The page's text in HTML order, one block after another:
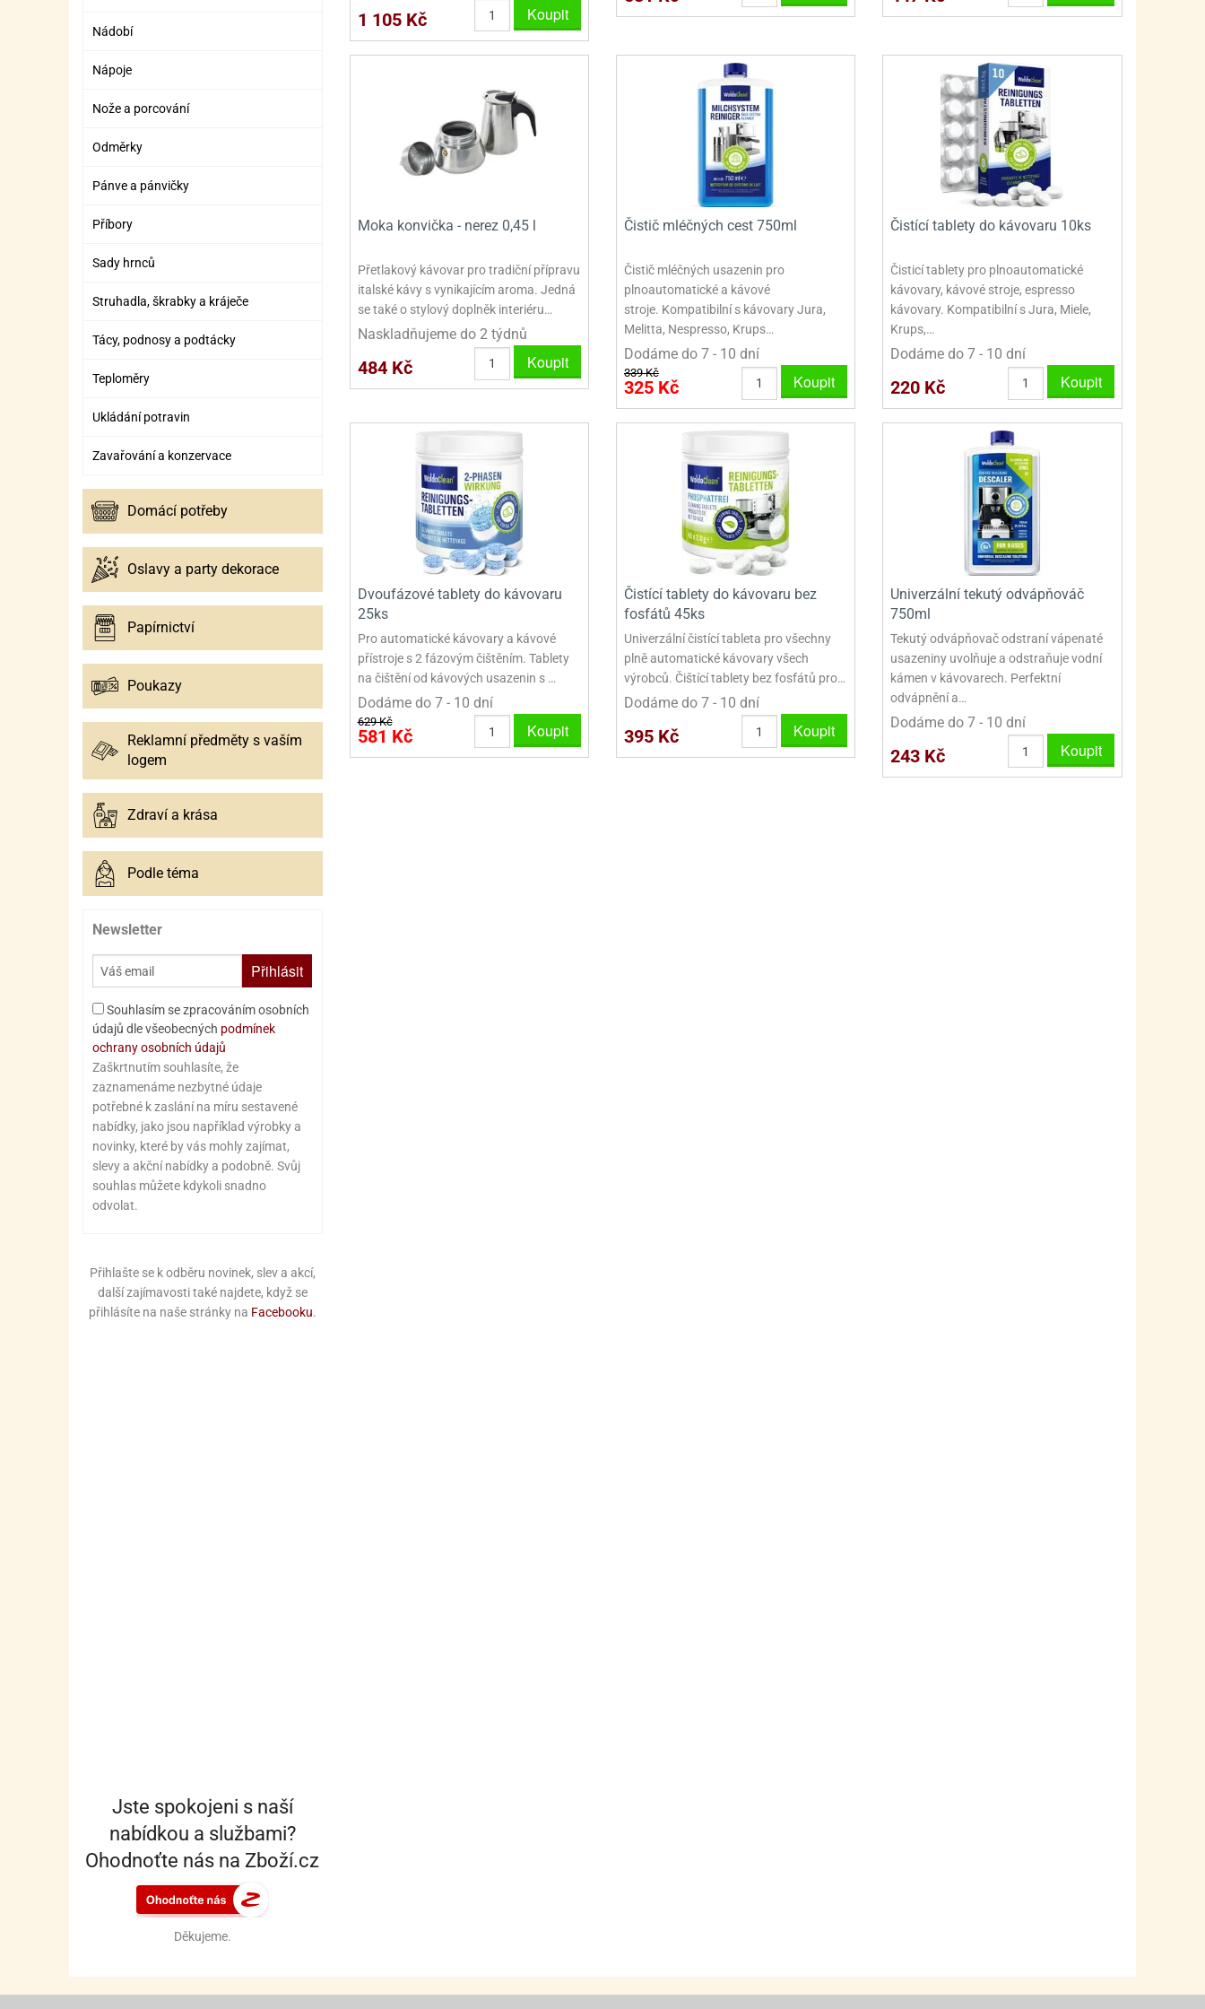
SUROVINY NA DONUTY
ŠLEHAČKY A SMETANY
OSTATNÍ CUKRÁŘSKÉ SUROVINY
POLEVA V PECKÁCH
DRIP POLEVY
GRILÁŠ (GRILIÁŽ)
SUROVINY NA DONUTY
ŠLEHAČKY A SMETANYZTUŽOVAČE ŠLEHAČKY
ŽIVOČIŠNÉ ŠLEHAČKY
OSTATNÍ CUKRÁŘSKÉ SUROVINY
JEDLÉ CHLADÍCÍ SPREJE
VYKRAJOVÁTKA - VÁNOCE
VYKRAJOVÁTKA - VELIKONOCE
VYKRAJOVÁTKA - ZVÍŘATA
VYKRAJOVÁTKA - ROSTLINY
VYKRAJOVÁTKA - DOPRAVA
VYKRAJOVÁTKA - BUDOVY
VYKRAJOVÁTKA - OSTATNÍ
SADY VYKRAJOVÁTEK - VÁNOCE
SADY VYKRAJOVÁTEK - VELIKONOCE
VYKLÁPĚCÍ FORMIČKY
VYKRAJOVÁTKA - HNĚTYNKY, NA KOBLIHY
VYKRAJOVÁTKA VELKÁ NA PERNÍKY
NEREZOVÉ VYKRAJOVAČKY
SKLENĚNÉ DÓZY A LAHVE
PLECHOVÉ KRABIČKY
PRO FANOUŠKY ŠMOULŮ - THE SMURFS
PRO FANOUŠKY TROLLS - TROLOVÉ
Nádobí
Nápoje
Nože a porcování
Odměrky
Pánve a pánvičky
Příbory
Sady hrnců
Struhadla, škrabky a kráječe
Tácy, podnosy a podtácky
Teploměry
Ukládání potravin
Zavařování a konzervace
Domácí potřeby
Oslavy a party dekorace
Papírnictví
Poukazy
Reklamní předměty s vaším
logem
Zdraví a krása
Podle téma
Newsletter
Přihlásit
Souhlasím se zpracováním osobních
údajů dle všeobecných podmínek
ochrany osobních údajů
Zaškrtnutím souhlasíte, že
zaznamenáme nezbytné údaje
potřebné k zaslání na míru sestavené
nabídky, jako jsou například výrobky a
novinky, které by vás mohly zajímat,
slevy a akční nabídky a podobně. Svůj
souhlas můžete kdykoli snadno
odvolat.
Přihlašte se k odběru novinek, slev a akcí,
další zajímavosti také najdete, když se
přihlásíte na naše stránky na Facebooku.
Jste spokojeni s naší
nabídkou a službami?
Ohodnoťte nás na Zboží.cz
Děkujeme.
1 105 Kč Koupit
Moka konvička - nerez 0,45 l
Přetlakový kávovar pro tradiční přípravu
italské kávy s vynikajícím aroma. Jedná
se také o stylový doplněk interiéru…
Naskladňujeme do 2 týdnů
484 Kč Koupit
Čistič mléčných cest 750ml
Čistič mléčných usazenin pro
plnoautomatické a kávové
stroje. Kompatibilní s kávovary Jura,
Melitta, Nespresso, Krups…
Dodáme do 7 - 10 dní
339 Kč
325 Kč Koupit
Čistící tablety do kávovaru 10ks
Čisticí tablety pro plnoautomatické
kávovary, kávové stroje, espresso
kávovary. Kompatibilní s Jura, Miele,
Krups,…
Dodáme do 7 - 10 dní
220 Kč Koupit
Dvoufázové tablety do kávovaru
25ks
Pro automatické kávovary a kávové
přístroje s 2 fázovým čištěním. Tablety
na čištění od kávových usazenin s …
Dodáme do 7 - 10 dní
629 Kč
581 Kč Koupit
Čistící tablety do kávovaru bez
fosfátů 45ks
Univerzální čistící tableta pro všechny
plně automatické kávovary všech
výrobců. Čištící tablety bez fosfátů pro…
Dodáme do 7 - 10 dní
395 Kč Koupit
Univerzální tekutý odvápňováč
750ml
Tekutý odvápňovač odstraní vápenaté
usazeniny uvolňuje a odstraňuje vodní
kámen v kávovarech. Perfektní
odvápnění a…
Dodáme do 7 - 10 dní
243 Kč Koupit